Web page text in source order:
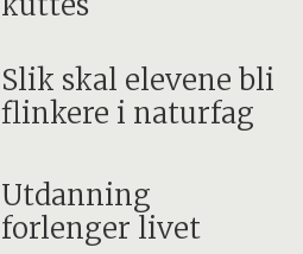
Slik skal elevene bli
flinkere i naturfag
Utdanning
forlenger livet